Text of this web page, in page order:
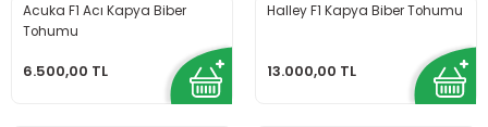
Acuka F1 Acı Kapya Biber
Tohumu
6.500,00 TL
Halley F1 Kapya Biber Tohumu
13.000,00 TL